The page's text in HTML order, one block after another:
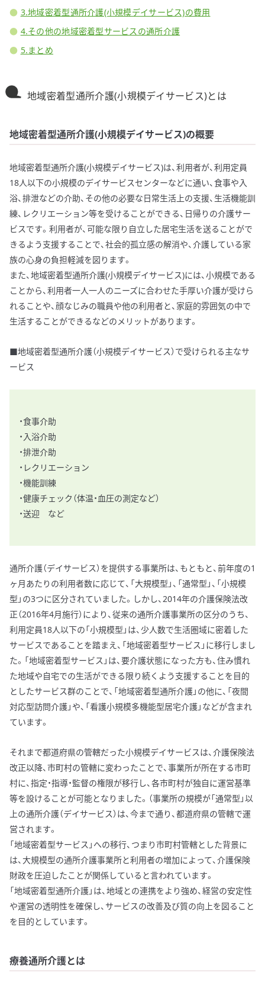
3.地域密着型通所介護(小規模デイサービス)の費用
4.その他の地域密着型サービスの通所介護
5.まとめ
地域密着型通所介護(小規模デイサービス)とは
地域密着型通所介護(小規模デイサービス)の概要
地域密着型通所介護(小規模デイサービス)は、利用者が、利用定員
18人以下の小規模のデイサービスセンターなどに通い、食事や入
浴、排泄などの介助、その他の必要な日常生活上の支援、生活機能訓
練、レクリエーション等を受けることができる、日帰りの介護サー
ビスです。利用者が、可能な限り自立した居宅生活を送ることがで
きるよう支援することで、社会的孤立感の解消や、介護している家
族の心身の負担軽減を図ります。
また、地域密着型通所介護(小規模デイサービス)には、小規模である
ことから、利用者一人一人のニーズに合わせた手厚い介護が受けら
れることや、顔なじみの職員や他の利用者と、家庭的雰囲気の中で
生活することができるなどのメリットがあります。
■地域密着型通所介護（小規模デイサービス）で受けられる主なサ
ービス
・食事介助
・入浴介助
・排泄介助
・レクリエーション
・機能訓練
・健康チェック（体温・血圧の測定など）
・送迎 など
通所介護（デイサービス）を提供する事業所は、もともと、前年度の1
ヶ月あたりの利用者数に応じて、「大規模型」、「通常型」、「小規模
型」の3つに区分されていました。しかし、2014年の介護保険法改
正（2016年4月施行）により、従来の通所介護事業所の区分のうち、
利用定員18人以下の「小規模型」は、少人数で生活圏域に密着した
サービスであることを踏まえ、「地域密着型サービス」に移行しまし
た。「地域密着型サービス」は、要介護状態になった方も、住み慣れ
た地域や自宅での生活ができる限り続くよう支援することを目的
としたサービス群のことで、「地域密着型通所介護」の他に、「夜間
対応型訪問介護」や、「看護小規模多機能型居宅介護」などが含まれ
ています。
それまで都道府県の管轄だった小規模デイサービスは、介護保険法
改正以降、市町村の管轄に変わったことで、事業所が所在する市町
村に、指定・指導・監督の権限が移行し、各市町村が独自に運営基準
等を設けることが可能となりました。（事業所の規模が「通常型」以
上の通所介護（デイサービス）は、今まで通り、都道府県の管轄で運
営されます。
「地域密着型サービス」への移行、つまり市町村管轄とした背景に
は、大規模型の通所介護事業所と利用者の増加によって、介護保険
財政を圧迫したことが関係していると言われています。
「地域密着型通所介護」は、地域との連携をより強め、経営の安定性
や運営の透明性を確保し、サービスの改善及び質の向上を図ること
を目的としています。
療養通所介護とは